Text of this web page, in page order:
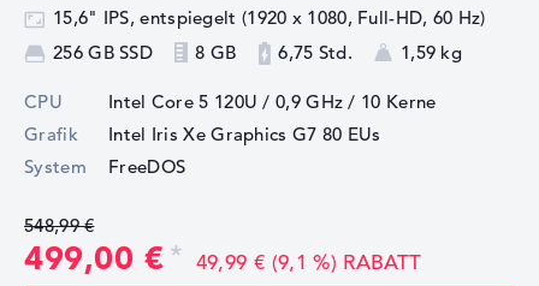
15,6" IPS, entspiegelt (1920 x 1080, Full-HD, 60 Hz)
256 GB SSD
8 GB 6,75 Std. 1,59 kg
CPU Intel Core 5 120U / 0,9 GHz / 10 Kerne
Grafik
Intel Iris Xe Graphics G7 80 EUs
System
FreeDOS
548,99 €
499,00 € 49,99 € (9,1 %) RABATT